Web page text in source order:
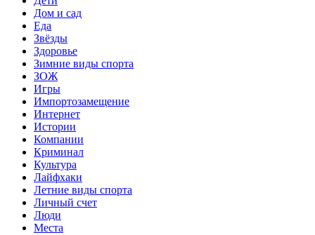
Дом и сад
Еда
Звёзды
Здоровье
Зимние виды спорта
ЗОЖ
Игры
Импортозамещение
Интернет
Истории
Компании
Криминал
Культура
Лайфхаки
Летние виды спорта
Личный счет
Люди
Места